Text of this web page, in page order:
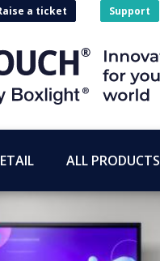
a ticket Support
ALL PRODUCTS